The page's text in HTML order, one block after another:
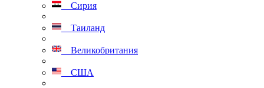
Сирия
Таиланд
Великобритания
США